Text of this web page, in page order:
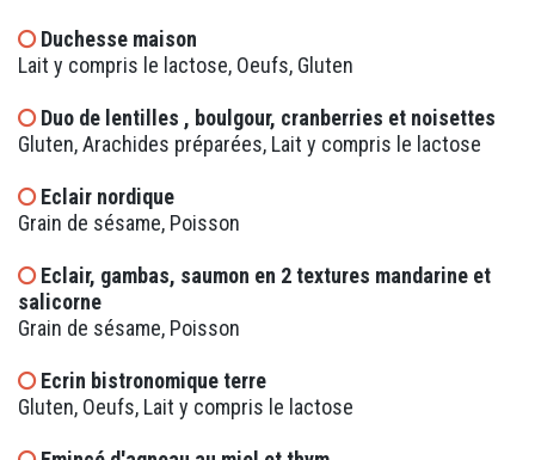
Duchesse maison
Lait y compris le lactose, Oeufs, Gluten
Duo de lentilles , boulgour, cranberries et noisettes
Gluten, Arachides préparées, Lait y compris le lactose
Eclair nordique
Grain de sésame, Poisson
Eclair, gambas, saumon en 2 textures mandarine et
salicorne
Grain de sésame, Poisson
Ecrin bistronomique terre
Gluten, Oeufs, Lait y compris le lactose